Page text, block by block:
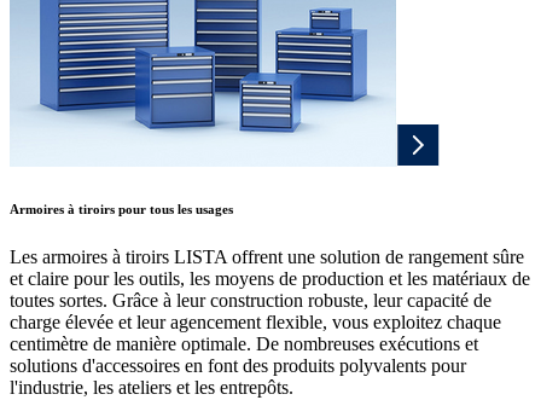
Armoires à tiroirs pour tous les usages
Les armoires à tiroirs LISTA offrent une solution de rangement sûre
et claire pour les outils, les moyens de production et les matériaux de
toutes sortes. Grâce à leur construction robuste, leur capacité de
charge élevée et leur agencement flexible, vous exploitez chaque
centimètre de manière optimale. De nombreuses exécutions et
solutions d'accessoires en font des produits polyvalents pour
l'industrie, les ateliers et les entrepôts.